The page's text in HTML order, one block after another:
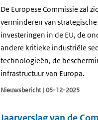
De Europese Commissie zal
verminderen van
investeringen in de EU, de
andere kritieke industriële
technologieën, de
infrastructuur van Europa.
Nieuwsbericht | 05-12-2025
Jaarverslag van de